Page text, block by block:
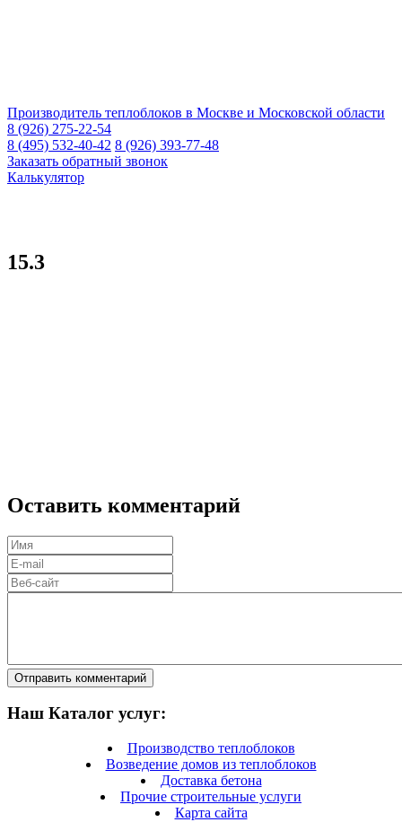
Производитель теплоблоков в Москве и Московской области
8 (926) 275-22-54
8 (495) 532-40-42 8 (926) 393-77-48
Заказать обратный звонок
Калькулятор
15.3
Оставить комментарий
Отправить комментарий
Наш Каталог услуг:
Производство теплоблоков
Возведение домов из теплоблоков
Доставка бетона
Прочие строительные услуги
Карта сайта